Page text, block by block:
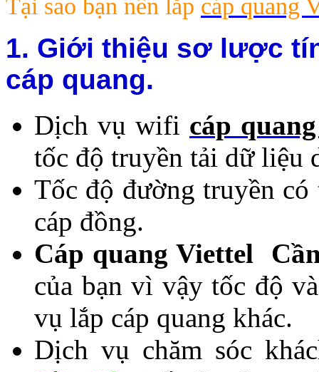
Tại sao bạn nên lắp cáp quang
1. Giới thiệu sơ lược
cáp quang.
Dịch vụ wifi cáp
tốc độ truyền tải dữ liệu
Tốc độ đường truyền
cáp đồng.
Cáp quang Viettel
của bạn vì vậy tốc độ
vụ lắp cáp quang khác.
Dịch vụ chăm sóc